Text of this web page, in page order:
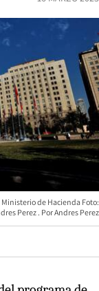
Ministerio de Hacienda Foto:
Perez
Andres Perez